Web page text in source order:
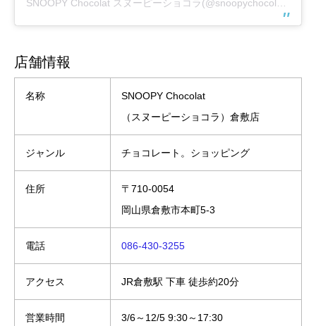
店舗情報
名称
SNOOPY Chocolat
（スヌーピーショコラ）倉敷店
ジャンル チョコレート。ショッピング
住所
〒710-0054
岡山県倉敷市本町5-3
電話 086-430-3255
アクセス JR倉敷駅 下車 徒歩約20分
営業時間
3/6～12/5 9:30～17:30